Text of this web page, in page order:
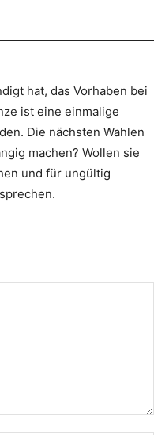
hat, das Vorhaben bei
ist eine einmalige
Die nächsten Wahlen
machen? Wollen sie
und für ungültig